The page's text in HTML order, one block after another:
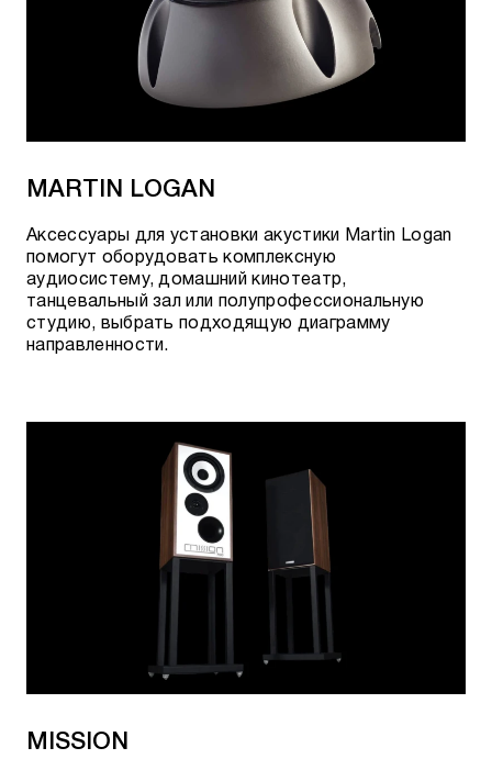
MARTIN LOGAN
Аксессуары для установки акустики Martin Logan
помогут оборудовать комплексную
аудиосистему, домашний кинотеатр,
танцевальный зал или полупрофессиональную
студию, выбрать подходящую диаграмму
направленности.
MISSION